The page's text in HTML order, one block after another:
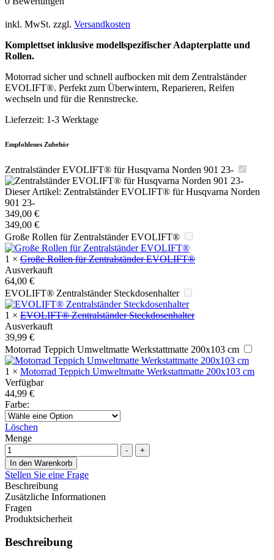
inkl. MwSt. zzgl. Versandkosten
Komplettset inklusive modellspezifischer Adapterplatte und
Rollen.
Motorrad sicher und schnell aufbocken mit dem Zentralständer
EVOLIFT®. Perfekt zum Überwintern, Reparieren, Reifen
wechseln und für die Rennstrecke.
Lieferzeit: 1-3 Werktage
Empfohlenes Zubehör
Zentralständer EVOLIFT® für Husqvarna Norden 901 23-
Dieser Artikel: Zentralständer EVOLIFT® für Husqvarna Norden
901 23-
349,00 €
349,00 €
Große Rollen für Zentralständer EVOLIFT®
1 × Große Rollen für Zentralständer EVOLIFT®
Ausverkauft
64,00 €
EVOLIFT® Zentralständer Steckdosenhalter
1 × EVOLIFT® Zentralständer Steckdosenhalter
Ausverkauft
39,99 €
Motorrad Teppich Umweltmatte Werkstattmatte 200x103 cm
1 × Motorrad Teppich Umweltmatte Werkstattmatte 200x103 cm
Verfügbar
44,99 €
Farbe:
Löschen
Menge
-
+
In den Warenkorb
Stellen Sie eine Frage
Beschreibung
Zusätzliche Informationen
Fragen
Produktsicherheit
Beschreibung